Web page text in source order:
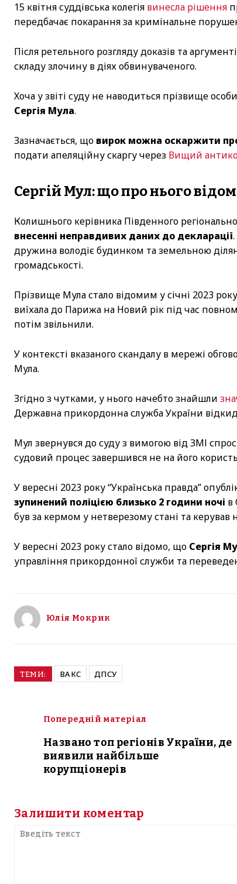
15 квітня суддівська колегія винесла рішення
передбачає покарання за кримінальне
Після ретельного розгляду доказів та
складу злочину в діях обвинуваченого.
Хоча у звіті суду не наводиться прізвище
Сергія Мула.
Зазначається, що вирок можна оскаржити
подати апеляційну скаргу через Вищий
Сергій Мул: що про нього
Колишнього керівника Південного
внесенні неправдивих даних до декларації
дружина володіє будинком та земельною
громадськості.
Прізвище Мула стало відомим у січні 2023
виїхала до Парижа на Новий рік під час
потім звільнили.
У контексті вказаного скандалу в мережі
Мула.
Згідно з чутками, у нього начебто знайшли
Державна прикордонна служба України
Мул звернувся до суду з вимогою від ЗМІ
судовий процес завершився не на його
У вересні 2023 року “Українська правда”
зупинений поліцією близько 2 години ночі в
був за кермом у нетверезому стані та керував
У вересні 2023 року стало відомо, що Сергія
управління прикордонної служби та
Юлія Мокрик
ТЕМИ: ВАКС ДПСУ
Попередній матеріал
Названо топ регіонів України, де
виявили найбільше
корупціонерів
Залишити коментар